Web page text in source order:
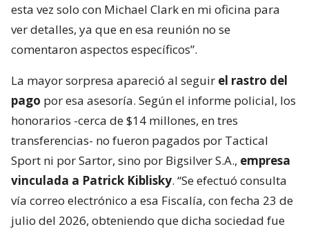
esta vez solo con Michael Clark en mi oficina para
ver detalles, ya que en esa reunión no se
comentaron aspectos específicos”.
La mayor sorpresa apareció al seguir el rastro del
pago por esa asesoría. Según el informe policial, los
honorarios -cerca de $14 millones, en tres
transferencias- no fueron pagados por Tactical
Sport ni por Sartor, sino por Bigsilver S.A., empresa
vinculada a Patrick Kiblisky. “Se efectuó consulta
vía correo electrónico a esa Fiscalía, con fecha 23 de
julio del 2026, obteniendo que dicha sociedad fue